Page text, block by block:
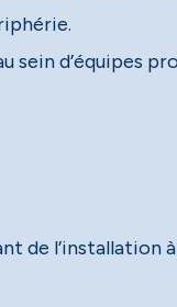
d’équipes
de l’installation